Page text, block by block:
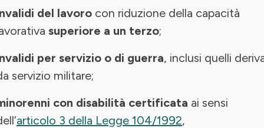
del lavoro con riduzione della capacità
superiore a un terzo;
per servizio o di guerra, inclusi quelli
servizio militare;
con disabilità certificata ai sensi
articolo 3 della Legge 104/1992,